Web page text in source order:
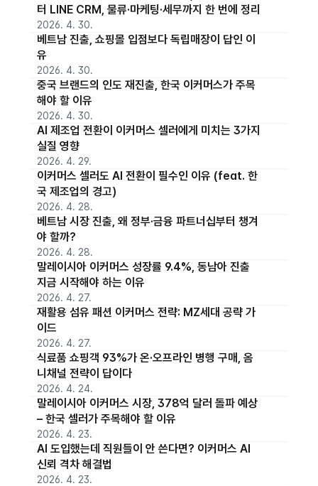
터 LINE CRM, 물류·마케팅·세무까지 한 번에 정리
2026. 4. 30.
베트남 진출, 쇼핑몰 입점보다 독립매장이 답인 이
유
2026. 4. 30.
중국 브랜드의 인도 재진출, 한국 이커머스가 주목
해야 할 이유
2026. 4. 30.
AI 제조업 전환이 이커머스 셀러에게 미치는 3가지
실질 영향
2026. 4. 29.
이커머스 셀러도 AI 전환이 필수인 이유 (feat. 한
국 제조업의 경고)
2026. 4. 28.
베트남 시장 진출, 왜 정부·금융 파트너십부터 챙겨
야 할까?
2026. 4. 28.
말레이시아 이커머스 성장률 9.4%, 동남아 진출
지금 시작해야 하는 이유
2026. 4. 27.
재활용 섬유 패션 이커머스 전략: MZ세대 공략 가
이드
2026. 4. 27.
식료품 쇼핑객 93%가 온·오프라인 병행 구매, 옴
니채널 전략이 답이다
2026. 4. 24.
말레이시아 이커머스 시장, 378억 달러 돌파 예상
– 한국 셀러가 주목해야 할 이유
2026. 4. 23.
AI 도입했는데 직원들이 안 쓴다면? 이커머스 AI
신뢰 격차 해결법
2026. 4. 23.